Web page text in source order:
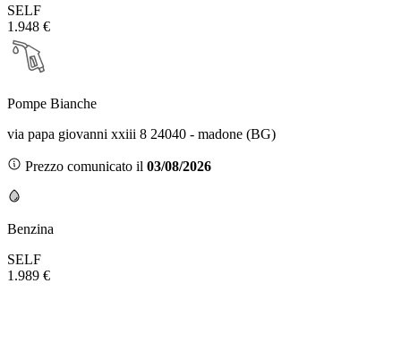
SELF
1.948 €
Pompe Bianche
via papa giovanni xxiii 8 24040 - madone (BG)
Prezzo comunicato il 03/08/2026
Benzina
SELF
1.989 €